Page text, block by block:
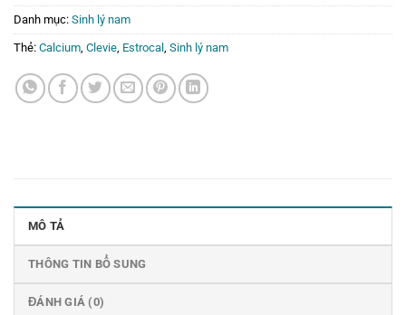
Danh mục: Sinh lý nam
Thẻ: Calcium, Clevie, Estrocal , Sinh lý nam
MÔ TẢ
THÔNG TIN BỔ SUNG
ĐÁNH GIÁ (0)